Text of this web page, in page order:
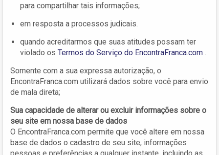
para compartilhar tais informações;
em resposta a processos judicais.
quando acreditarmos que suas atitudes possam ter
violado os Termos do Serviço do EncontraFranca.com .
Somente com a sua expressa autorização, o
EncontraFranca.com utilizará dados sobre você para envio
de mala direta;
Sua capacidade de alterar ou excluir informações sobre o
seu site em nossa base de dados
O EncontraFranca.com permite que você altere em nossa
base de dados o cadastro de seu site, informações
pessoas e preferências a qualquer instante, incluindo as